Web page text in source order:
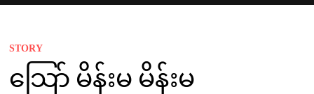
STORY
သြော် မိန်းမ မိန်းမ